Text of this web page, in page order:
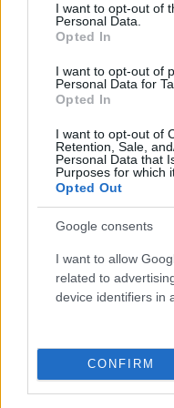
I want to opt-out of
Personal Data.
Opted In
I want to opt-out of
Personal Data for
Opted In
I want to opt-out of
Retention, Sale,
Personal Data that
Purposes for which
Opted Out
Google consents
I want to allow
related to
device identifiers in
CONFIRM
την έκθεση της
εκτιμήσεων και θα
Αυτό έχει συμβεί
εκταμιευθούν μέχρι
ποσά για την
αυξημένου κόστους
στήριξη όλων
πυρκαγιές του
Σύμφωνα με την
έλλειμμα του 2022